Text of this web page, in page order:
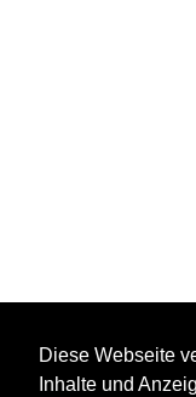
Diese Webseite
Inhalte und